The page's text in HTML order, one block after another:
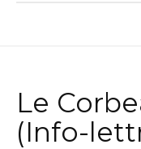
Le
(Info-